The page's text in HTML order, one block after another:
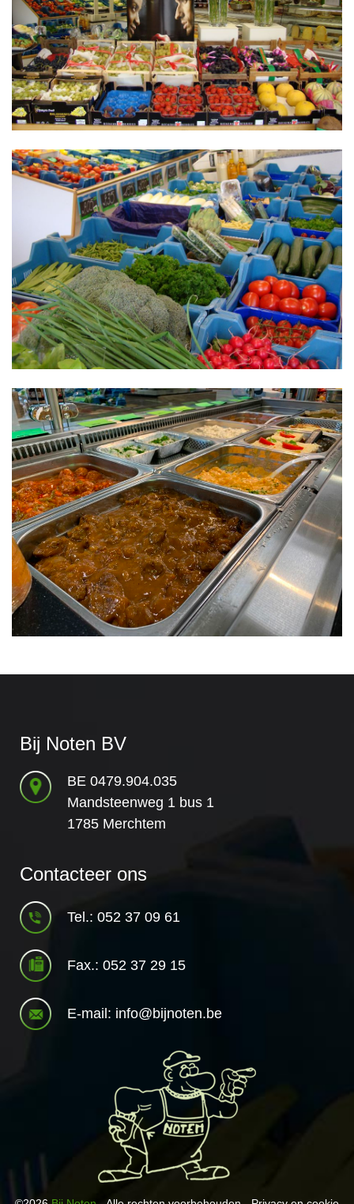
Bij Noten BV
BE 0479.904.035
Mandsteenweg 1 bus 1
1785 Merchtem
Contacteer ons
Tel.: 052 37 09 61
Fax.: 052 37 29 15
E-mail: info@bijnoten.be